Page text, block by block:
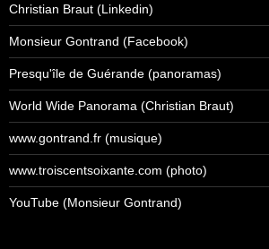
Christian Braut (Linkedin)
Monsieur Gontrand (Facebook)
Presqu'île de Guérande (panoramas)
World Wide Panorama (Christian Braut)
www.gontrand.fr (musique)
www.troiscentsoixante.com (photo)
YouTube (Monsieur Gontrand)